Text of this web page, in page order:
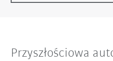
Przyszłościowa